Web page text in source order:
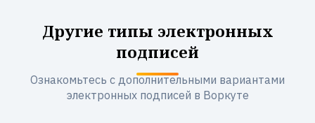
Другие типы электронных
подписей
Ознакомьтесь с дополнительными вариантами
электронных подписей в Воркуте